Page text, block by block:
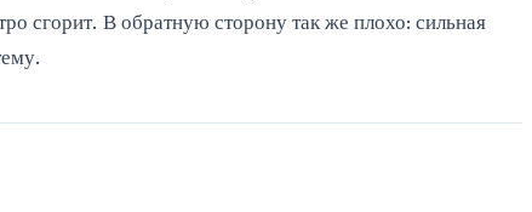
сгорит. В обратную сторону так же плохо: сильная